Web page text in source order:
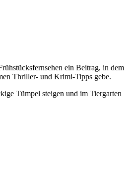
ein Beitrag, in dem
Thriller- und Krimi-Tipps gebe.
Tümpel steigen und im Tiergarten